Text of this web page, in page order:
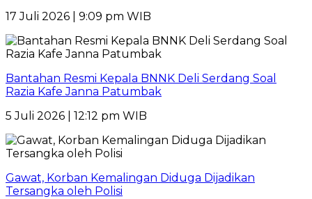
17 Juli 2026 | 9:09 pm WIB
Bantahan Resmi Kepala BNNK Deli Serdang Soal
Razia Kafe Janna Patumbak
5 Juli 2026 | 12:12 pm WIB
Gawat, Korban Kemalingan Diduga Dijadikan
Tersangka oleh Polisi